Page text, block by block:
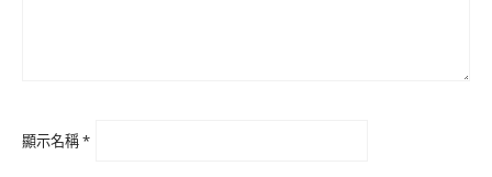
顯示名稱*